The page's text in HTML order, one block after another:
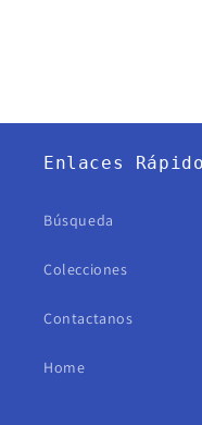
Enlaces
Búsqueda
Colecciones
Contactanos
Home